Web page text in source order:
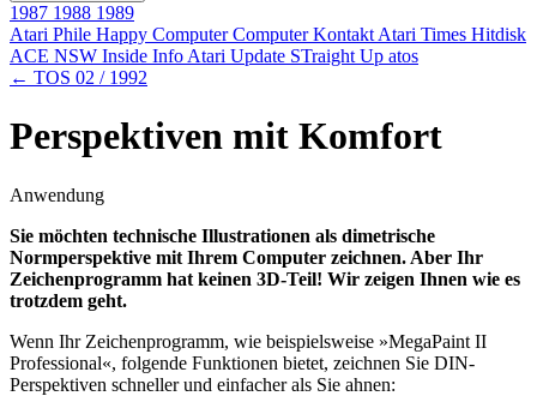
1987 1988 1989
Atari Phile Happy ComputerComputer Kontakt Atari Times Hitdisk
ACE NSW Inside Info Atari Update STraight Up atos
← TOS 02 / 1992
Perspektiven mit Komfort
Anwendung
Sie möchten technische Illustrationen als dimetrische
Normperspektive mit Ihrem Computer zeichnen. Aber Ihr
Zeichenprogramm hat keinen 3D-Teil! Wir zeigen Ihnen wie es
trotzdem geht.
Wenn Ihr Zeichenprogramm, wie beispielsweise »MegaPaint II
Professional«, folgende Funktionen bietet, zeichnen Sie DIN-
Perspektiven schneller und einfacher als Sie ahnen: